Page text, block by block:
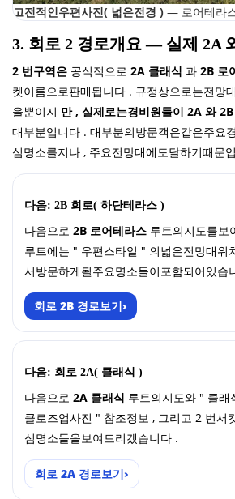
고전적인우편사진( 넓은전경 ) — 로어테라
3. 회로 2 경로개요 — 실제 2A
2 번구역은 공식적으로 2A 클래식 과 2B 로
켓이름으로판매됩니다 . 규정상으로는전망
을뿐이지 만 , 실제로는경비원들이 2A 와
대부분입니다 . 대부분의방문객은같은주요
심명소를지나 , 주요전망대에도달하기때문
다음: 2B 회로( 하단테라스 )
다음으로 2B 로어테라스 루트의지도를보
루트에는 " 우편스타일 " 의넓은전망대위
서방문하게될주요명소들이포함되어있습
회로 2B 경로보기›
다음: 회로 2A( 클래식 )
다음으로 2A 클래식 루트의지도와 " 클
클로즈업사진 " 참조정보 , 그리고 2 번서
심명소들을보여드리겠습니다 .
회로 2A 경로보기›